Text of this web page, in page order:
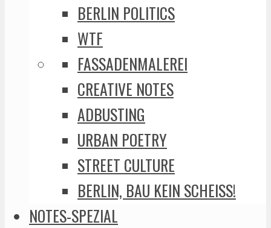
BERLIN POLITICS
WTF
FASSADENMALEREI
CREATIVE NOTES
ADBUSTING
URBAN POETRY
STREET CULTURE
BERLIN, BAU KEIN SCHEISS!
NOTES-SPEZIAL